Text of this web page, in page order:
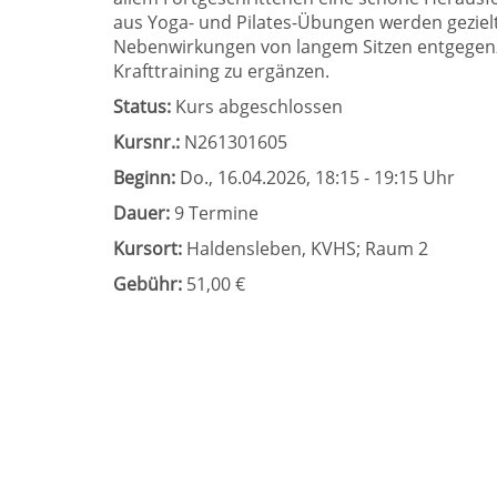
aus Yoga- und Pilates-Übungen werden
Nebenwirkungen von langem Sitzen
Krafttraining zu ergänzen.
Status: Kurs abgeschlossen
Kursnr.: N261301605
Beginn: Do., 16.04.2026, 18:15 - 19:15 Uhr
Dauer: 9 Termine
Kursort: Haldensleben, KVHS; Raum 2
Gebühr: 51,00 €